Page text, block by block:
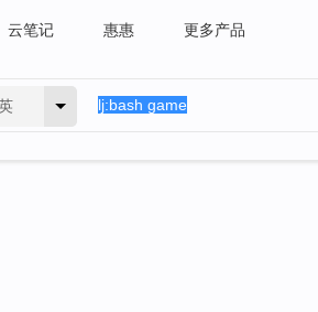
云笔记 惠惠 更多产品